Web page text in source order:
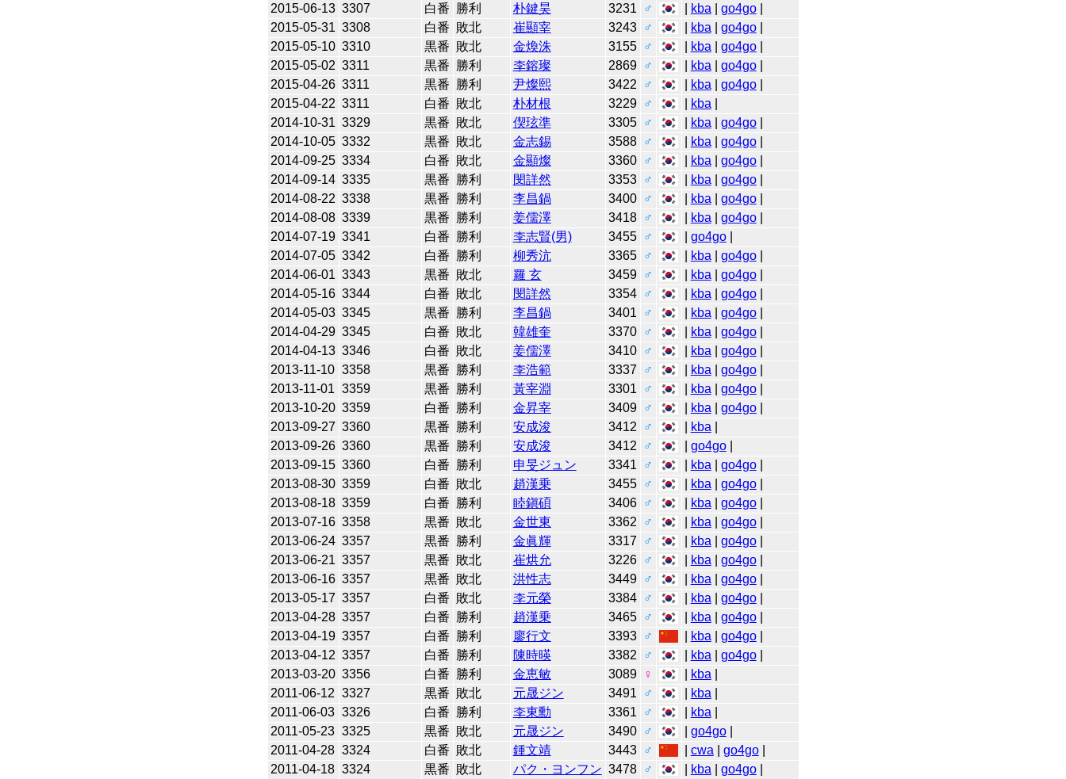
2015-06-13 3307 白番 勝利 朴鍵昊 3231 ♂ kba go4go|
2015-05-31 3308 白番 敗北 崔顯宰 3243 ♂ kba go4go|
2015-05-10 3310 黒番 敗北 金煥洙 3155 ♂ kba go4go|
2015-05-02 3311 黒番 勝利 李鎔璨 2869 ♂ kba go4go|
2015-04-26 3311 黒番 勝利 尹燦熙 3422 ♂ kba go4go|
2015-04-22 3311 白番 敗北 朴材根 3229 ♂ kba
2014-10-31 3329 黒番 敗北 偰玹準 3305 ♂ kba go4go|
2014-10-05 3332 黒番 敗北 金志錫 3588 ♂ kba go4go|
2014-09-25 3334 白番 敗北 金顯燦 3360 ♂ kba go4go|
2014-09-14 3335 黒番 勝利 閔詳然 3353 ♂ kba go4go|
2014-08-22 3338 黒番 勝利 李昌鍋 3400 ♂ kba go4go|
2014-08-08 3339 黒番 勝利 姜儒澤 3418 ♂ kba go4go|
2014-07-19 3341 白番 勝利 李志賢(男) 3455 ♂ go4go|
2014-07-05 3342 白番 勝利 柳秀沆 3365 ♂ kba go4go|
2014-06-01 3343 黒番 敗北 羅 玄 3459 ♂ kba go4go|
2014-05-16 3344 白番 敗北 閔詳然 3354 ♂ kba go4go|
2014-05-03 3345 黒番 勝利 李昌鍋 3401 ♂ kba go4go|
2014-04-29 3345 白番 敗北 韓雄奎 3370 ♂ kba go4go|
2014-04-13 3346 白番 敗北 姜儒澤 3410 ♂ kba go4go|
2013-11-10 3358 黒番 勝利 李浩範 3337 ♂ kba go4go|
2013-11-01 3359 黒番 勝利 黃宰淵 3301 ♂ kba go4go|
2013-10-20 3359 白番 勝利 金昇宰 3409 ♂ kba go4go|
2013-09-27 3360 黒番 勝利 安成浚 3412 ♂ kba
2013-09-26 3360 黒番 勝利 安成浚 3412 ♂ go4go|
2013-09-15 3360 白番 勝利 申旻ジュン 3341 ♂ kba go4go|
2013-08-30 3359 白番 敗北 趙漢乗 3455 ♂ kba go4go|
2013-08-18 3359 白番 勝利 睦鎭碩 3406 ♂ kba go4go|
2013-07-16 3358 黒番 敗北 金世東 3362 ♂ kba go4go|
2013-06-24 3357 黒番 勝利 金眞輝 3317 ♂ kba go4go|
2013-06-21 3357 黒番 敗北 崔烘允 3226 ♂ kba go4go|
2013-06-16 3357 黒番 敗北 洪性志 3449 ♂ kba go4go|
2013-05-17 3357 白番 敗北 李元榮 3384 ♂ kba go4go|
2013-04-28 3357 白番 勝利 趙漢乗 3465 ♂ kba go4go|
2013-04-19 3357 白番 勝利 廖行文 3393 ♂ kba go4go|
2013-04-12 3357 白番 勝利 陳時暎 3382 ♂ kba go4go|
2013-03-20 3356 白番 勝利 金恵敏 3089 ♀ kba
2011-06-12 3327 黒番 敗北 元晟ジン 3491 ♂ kba
2011-06-03 3326 白番 勝利 李東勳 3361 ♂ kba
2011-05-23 3325 黒番 敗北 元晟ジン 3490 ♂ go4go|
2011-04-28 3324 白番 敗北 鍾文靖 3443 ♂ cwa go4go|
2011-04-18 3324 黒番 敗北 パク・ヨンフン 3478 ♂ kba go4go|